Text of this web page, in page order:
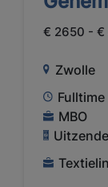
€ 2650 - €
Zwolle
Fulltime
MBO